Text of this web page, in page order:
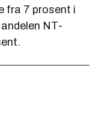
fra 7 prosent i
NT-